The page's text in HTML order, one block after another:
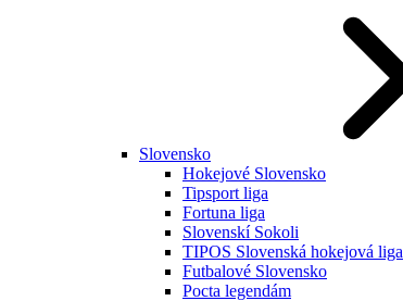
Slovensko
Hokejové Slovensko
Tipsport liga
Fortuna liga
Slovenskí Sokoli
TIPOS Slovenská hokejová liga
Futbalové Slovensko
Pocta legendám